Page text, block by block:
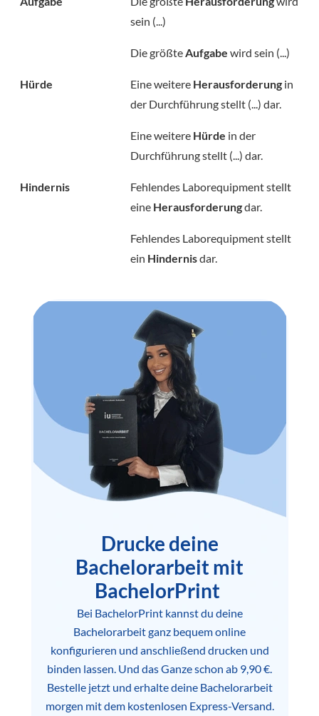
sein (...)
Die größteAufgabe wird sein (...)
Hürde Eine weitere Herausforderung in
der Durchführung stellt (...) dar.
Eine weitere Hürde in der
Durchführung stellt (...) dar.
Hindernis
Fehlendes Laborequipment stellt
eine Herausforderungdar.
Fehlendes Laborequipment stellt
ein Hindernisdar.
Drucke deine
Bachelorarbeit mit
BachelorPrint
Bei BachelorPrint kannst du deine
Bachelorarbeit ganz bequem online
konfigurieren und anschließend drucken und
binden lassen. Und das Ganze schon ab 9,90 €.
Bestelle jetzt und erhalte deine Bachelorarbeit
morgen mit dem kostenlosen Express-Versand.